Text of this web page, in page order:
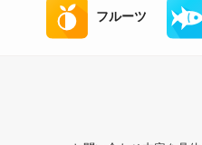
フルーツ